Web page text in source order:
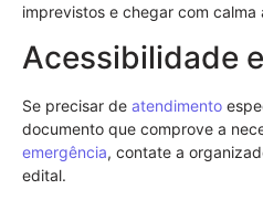
imprevistos e chegar com calma
Acessibilidade
Se precisar de atendimento
documento que comprove a
emergência, contate a
edital.